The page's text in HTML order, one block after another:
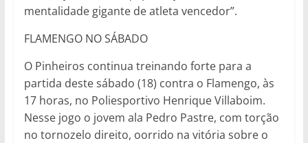
mentalidade gigante de atleta vencedor”.
FLAMENGO NO SÁBADO
O Pinheiros continua treinando forte para a
partida deste sábado (18) contra o Flamengo, às
17 horas, no Poliesportivo Henrique Villaboim.
Nesse jogo o jovem ala Pedro Pastre, com torção
no tornozelo direito, oorrido na vitória sobre o